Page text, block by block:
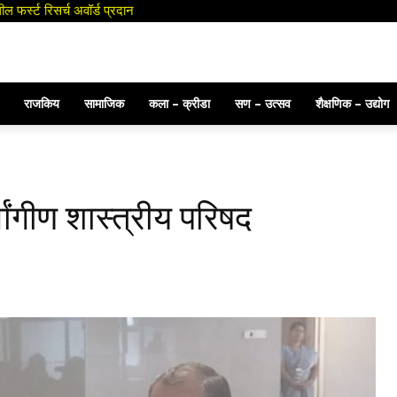
रिसर्च अवॉर्ड प्रदान
राजकिय सामाजिक कला – क्रीडा सण – उत्सव शैक्षणिक – उद्योग
शास्त्रीय परिषद